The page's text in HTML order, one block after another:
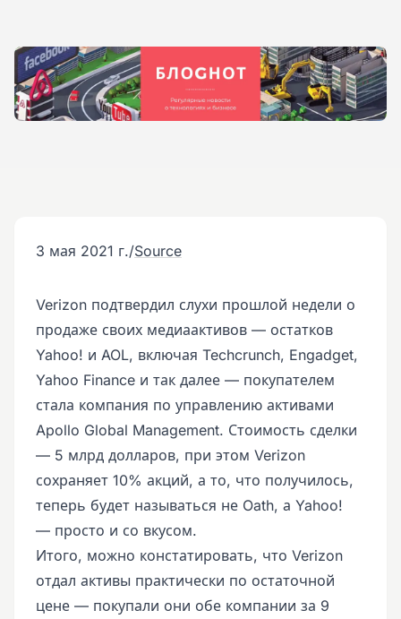
3 мая 2021 г./Source
Verizon подтвердил слухи прошлой недели о
продаже своих медиаактивов — остатков
Yahoo! и AOL, включая Techcrunch, Engadget,
Yahoo Finance и так далее — покупателем
стала компания по управлению активами
Apollo Global Management. Стоимость сделки
— 5 млрд долларов, при этом Verizon
сохраняет 10% акций, а то, что получилось,
теперь будет называться не Oath, а Yahoo!
— просто и со вкусом.
Итого, можно констатировать, что Verizon
отдал активы практически по остаточной
цене — покупали они обе компании за 9